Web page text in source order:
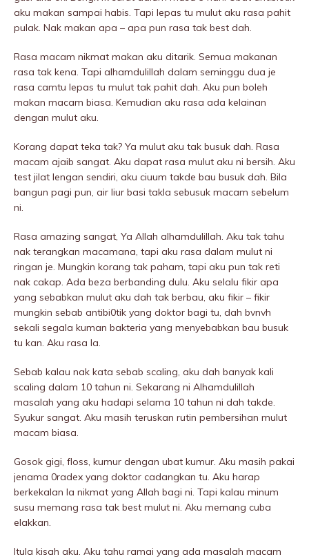
aku makan sampai habis. Tapi lepas tu mulut aku rasa pahit
pulak. Nak makan apa – apa pun rasa tak best dah.
Rasa macam nikmat makan aku ditarik. Semua makanan
rasa tak kena. Tapi alhamdulillah dalam seminggu dua je
rasa camtu lepas tu mulut tak pahit dah. Aku pun boleh
makan macam biasa. Kemudian aku rasa ada kelainan
dengan mulut aku.
Korang dapat teka tak? Ya mulut aku tak busuk dah. Rasa
macam ajaib sangat. Aku dapat rasa mulut aku ni bersih. Aku
test jilat lengan sendiri, aku ciuum takde bau busuk dah. Bila
bangun pagi pun, air liur basi takla sebusuk macam sebelum
ni.
Rasa amazing sangat, Ya Allah alhamdulillah. Aku tak tahu
nak terangkan macamana, tapi aku rasa dalam mulut ni
ringan je. Mungkin korang tak paham, tapi aku pun tak reti
nak cakap. Ada beza berbanding dulu. Aku selalu fikir apa
yang sebabkan mulut aku dah tak berbau, aku fikir – fikir
mungkin sebab antibi0tik yang doktor bagi tu, dah bvnvh
sekali segala kuman bakteria yang menyebabkan bau busuk
tu kan. Aku rasa la.
Sebab kalau nak kata sebab scaling, aku dah banyak kali
scaling dalam 10 tahun ni. Sekarang ni Alhamdulillah
masalah yang aku hadapi selama 10 tahun ni dah takde.
Syukur sangat. Aku masih teruskan rutin pembersihan mulut
macam biasa.
Gosok gigi, floss, kumur dengan ubat kumur. Aku masih pakai
jenama 0radex yang doktor cadangkan tu. Aku harap
berkekalan la nikmat yang Allah bagi ni. Tapi kalau minum
susu memang rasa tak best mulut ni. Aku memang cuba
elakkan.
Itula kisah aku. Aku tahu ramai yang ada masalah macam